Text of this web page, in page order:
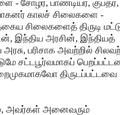
- சோழர், பாண்டியர், குப்தர்,
காலச் சிலைகளை -
சிலைகளைத் திருடி
இந்திய அரசின், இந்தியத்
பரிசாக அவற்றில்
சட்டபூர்வமாகப்
திருடப்பட்டவை
அவர்கள் அனைவரும்